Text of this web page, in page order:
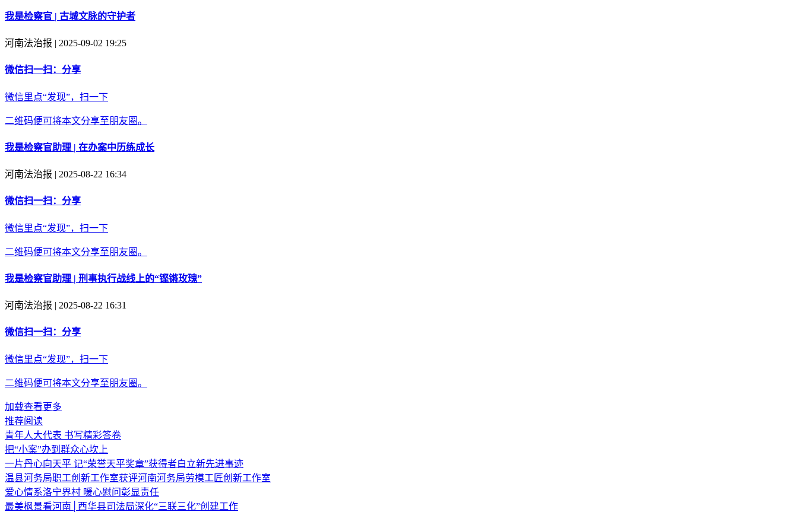
我是检察官 | 古城文脉的守护者
河南法治报 | 2025-09-02 19:25
微信扫一扫：分享
微信里点“发现”，扫一下
二维码便可将本文分享至朋友圈。
我是检察官助理 | 在办案中历练成长
河南法治报 | 2025-08-22 16:34
微信扫一扫：分享
微信里点“发现”，扫一下
二维码便可将本文分享至朋友圈。
我是检察官助理 | 刑事执行战线上的“铿锵玫瑰”
河南法治报 | 2025-08-22 16:31
微信扫一扫：分享
微信里点“发现”，扫一下
二维码便可将本文分享至朋友圈。
加载查看更多
推荐阅读
青年人大代表 书写精彩答卷
把“小案”办到群众心坎上
一片丹心向天平 记“荣誉天平奖章”获得者白立新先进事迹
温县河务局职工创新工作室获评河南河务局劳模工匠创新工作室
爱心情系洛宁界村 暖心慰问彰显责任
最美枫景看河南│西华县司法局深化“三联三化”创建工作